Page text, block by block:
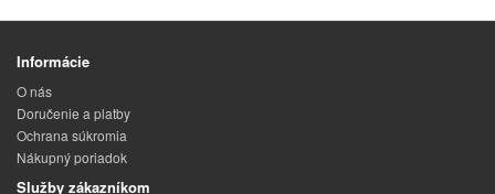
Informácie
O nás
Doručenie a platby
Ochrana súkromia
Nákupný poriadok
Služby zákazníkom